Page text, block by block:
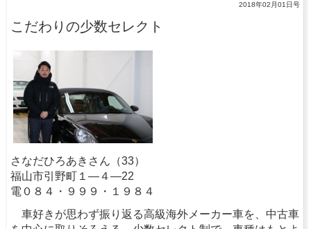
2018年02月01日号
こだわりの少数セレクト
さなだひろあきさん（33）
福山市引野町１―４―22
電０８４・９９９・１９８４
車好きが思わず振り返る高級海外メーカー車を、中古車